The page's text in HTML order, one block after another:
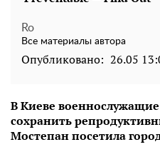
Ro
Все материалы автора
Опубликовано: 26.05
В Киеве
сохранить
Мостепан посетила